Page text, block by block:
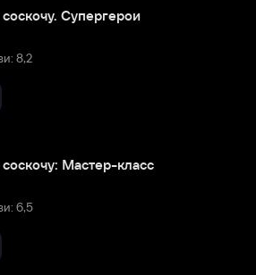
Супергерои
8,2
соскочу: Мастер-класс
6,5